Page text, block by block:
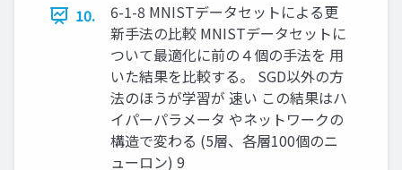
10.
6-1-8 MNISTデータセットによる更
新手法の比較 MNISTデータセットに
ついて最適化に前の４個の手法を 用
いた結果を比較する。 SGD以外の方
法のほうが学習が 速い この結果はハ
イパーパラメータ やネットワークの
構造で変わる (5層、各層100個のニ
ューロン) 9